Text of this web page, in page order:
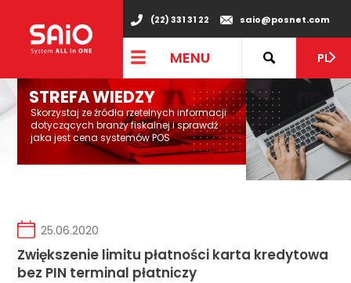
(22) 331 31 22 saio@posnet.com
MENU PL
STREFA WIEDZY
Skorzystaj ze źródła rzetelnych informacji
dotyczących branży fiskalnej i sprawdź
jaka jest cena systemów POS
25.06.2020
Zwiększenie limitu płatności karta kredytowa
bez PIN terminal płatniczy